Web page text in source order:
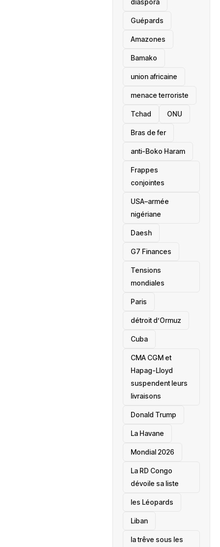
Guépards
Amazones
Bamako
union africaine
menace terroriste
‎Tchad ONU
Bras de fer
anti-Boko Haram
Frappes
conjointes
USA–armée
nigériane
Daesh
‎G7 Finances
Tensions
mondiales
Paris
détroit d’Ormuz
‎Cuba
CMA CGM et
Hapag-Lloyd
suspendent leurs
livraisons
Donald Trump
La Havane
Mondial 2026
La RD Congo
dévoile sa liste
les Léopards
‎Liban
la trêve sous les